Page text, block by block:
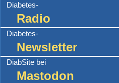
Diabetes-
Radio
Diabetes-
Newsletter
DiabSite bei
Mastodon